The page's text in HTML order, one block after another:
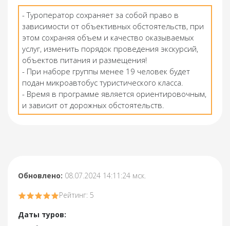
- Туроператор сохраняет за собой право в
зависимости от объективных обстоятельств, при
этом сохраняя объем и качество оказываемых
услуг, изменить порядок проведения экскурсий,
объектов питания и размещения!
- При наборе группы менее 19 человек будет
подан микроавтобус туристического класса.
- Время в программе является ориентировочным,
и зависит от дорожных обстоятельств.
Обновлено: 08.07.2024 14:11:24 мск.
Рейтинг: 5
Даты туров: